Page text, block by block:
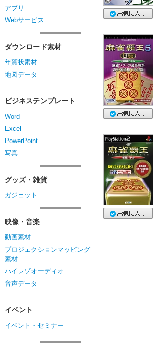
アプリ
Webサービス
ダウンロード素材
年賀状素材
地図データ
ビジネステンプレート
Word
Excel
PowerPoint
写真
グッズ・雑貨
ガジェット
映像・音楽
動画素材
プロジェクションマッピング
素材
ハイレゾオーディオ
音声データ
イベント
イベント・セミナー